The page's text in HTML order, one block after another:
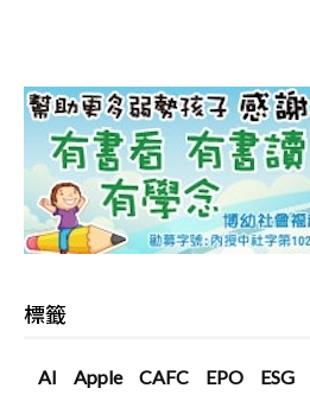
標籤
AI Apple CAFC EPO ESG